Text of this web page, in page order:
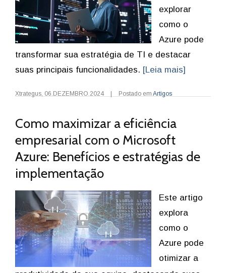
explorar
como o
Azure pode
transformar sua estratégia de TI e destacar
suas principais funcionalidades. [Leia mais]
Xtrategus, 06.DEZEMBRO.2024 Postado em Artigos
Como maximizar a eficiência
empresarial com o Microsoft
Azure: Benefícios e estratégias de
implementação
Este artigo
explora
como o
Azure pode
otimizar a